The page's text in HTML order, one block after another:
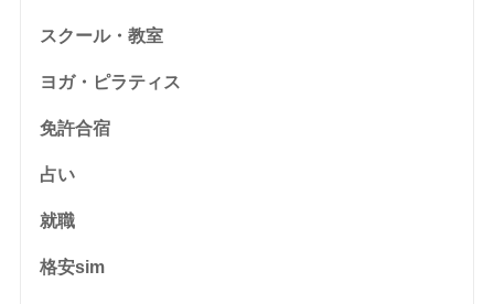
スクール・教室
ヨガ・ピラティス
免許合宿
占い
就職
格安sim